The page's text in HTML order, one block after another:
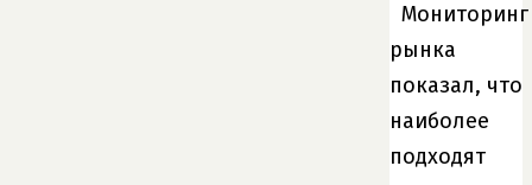
Мониторинг
рынка
показал, что
наиболее
подходят